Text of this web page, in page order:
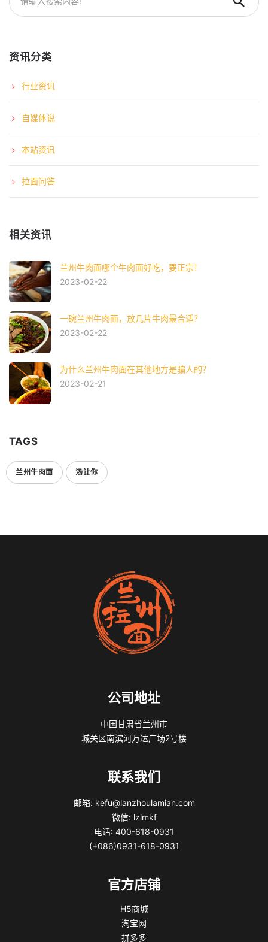
资讯分类
行业资讯
自媒体说
本站资讯
拉面问答
相关资讯
兰州牛肉面哪个牛肉面好吃，要正宗！
2023-02-22
一碗兰州牛肉面，放几片牛肉最合适？
2023-02-22
为什么兰州牛肉面在其他地方是骗人的？
2023-02-21
TAGS
兰州牛肉面 汤让你
公司地址
中国甘肃省兰州市
城关区南滨河万达广场2号楼
联系我们
邮箱: kefu@lanzhoulamian.com
微信: lzlmkf
电话: 400-618-0931
(+086)0931-618-0931
官方店铺
H5商城
淘宝网
拼多多